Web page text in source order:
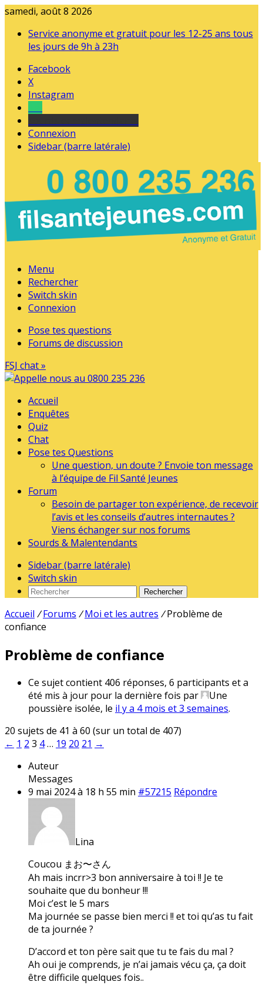
samedi, août 8 2026
Service anonyme et gratuit pour les 12-25 ans tous
les jours de 9h à 23h
Facebook
X
Instagram
Connexion
Sidebar (barre latérale)
Menu
Rechercher
Switch skin
Connexion
Pose tes questions
Forums de discussion
FSJ chat »
Accueil
Enquêtes
Quiz
Chat
Pose tes Questions
Une question, un doute ? Envoie ton message
à l’équipe de Fil Santé Jeunes
Forum
Besoin de partager ton expérience, de recevoir
l’avis et les conseils d’autres internautes ?
Viens échanger sur nos forums
Sourds & Malentendants
Sidebar (barre latérale)
Switch skin
Rechercher
Accueil / Forums / Moi et les autres / Problème de
confiance
Problème de confiance
Ce sujet contient 406 réponses, 6 participants et a
été mis à jour pour la dernière fois par
Une
poussière isolée, le il y a 4 mois et 3 semaines.
20 sujets de 41 à 60 (sur un total de 407)
← 1 2 3 4… 19 20 21 →
Auteur
Messages
9 mai 2024 à 18 h 55 min #57215 Répondre
Lina
Coucou まお〜さん
Ah mais incrr>3 bon anniversaire à toi !! Je te
souhaite que du bonheur !!!
Moi c’est le 5 mars
Ma journée se passe bien merci !! et toi qu’as tu fait
de ta journée ?
D’accord et ton père sait que tu te fais du mal ?
Ah oui je comprends, je n’ai jamais vécu ça, ça doit
être difficile quelques fois..